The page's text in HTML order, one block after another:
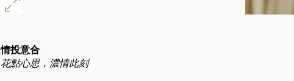
情投意合
花點心思，濃情此刻